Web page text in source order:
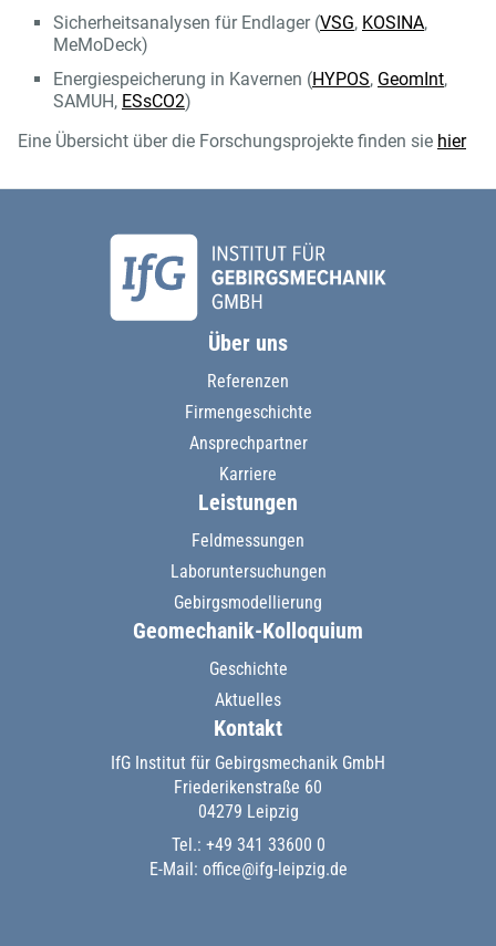
Sicherheitsanalysen für Endlager (VSG, KOSINA,
MeMoDeck)
Energiespeicherung in Kavernen (HYPOS, GeomInt,
SAMUH, ESsCO2)
Eine Übersicht über die Forschungsprojekte finden sie hier
Über uns
Referenzen
Firmengeschichte
Ansprechpartner
Karriere
Leistungen
Feldmessungen
Laboruntersuchungen
Gebirgsmodellierung
Geomechanik-Kolloquium
Geschichte
Aktuelles
Kontakt
IfG Institut für Gebirgsmechanik GmbH
Friederikenstraße 60
04279 Leipzig
Tel.: +49 341 33600 0
E-Mail: office@ifg-leipzig.de